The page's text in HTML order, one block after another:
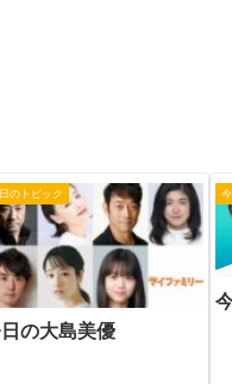
のトピック
の大島美優